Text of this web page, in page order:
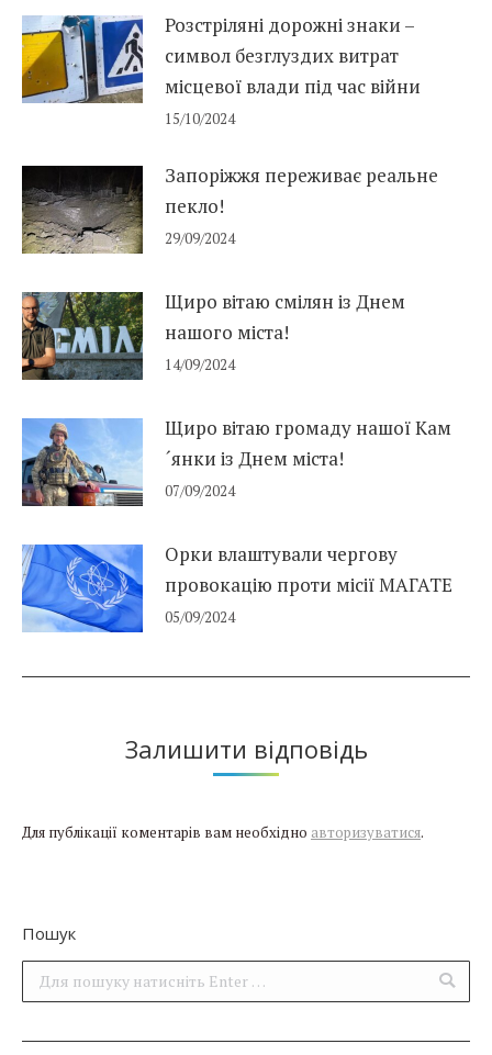
Розстріляні дорожні знаки –
символ безглуздих витрат
місцевої влади під час війни
15/10/2024
Запоріжжя переживає реальне
пекло!
29/09/2024
Щиро вітаю смілян із Днем
нашого міста!
14/09/2024
Щиро вітаю громаду нашої Кам
´янки із Днем міста!
07/09/2024
Орки влаштували чергову
провокацію проти місії МАГАТЕ
05/09/2024
Залишити відповідь
Для публікації коментарів вам необхідно авторизуватися.
Пошук
Поиск: